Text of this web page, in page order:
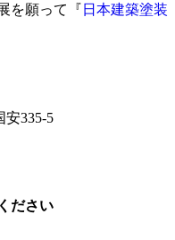
を願って『 日本建築塗装
安335-5
ださい